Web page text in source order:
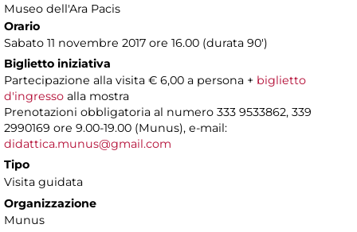
Museo dell'Ara Pacis
Orario
Sabato 11 novembre 2017 ore 16.00 (durata 90')
Biglietto iniziativa
Partecipazione alla visita € 6,00 a persona + biglietto
d'ingresso alla mostra
Prenotazioni obbligatoria al numero 333 9533862, 339
2990169 ore 9.00-19.00 (Munus), e-mail:
didattica.munus@gmail.com
Tipo
Visita guidata
Organizzazione
Munus